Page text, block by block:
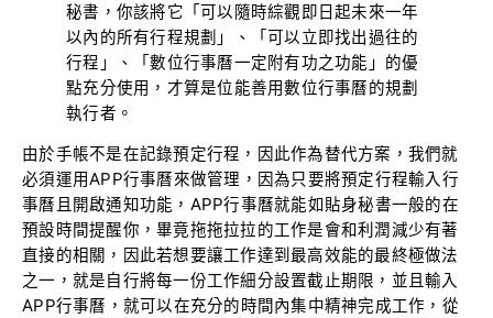
秘書，你該將它「可以隨時綜觀即日起未來一年
以內的所有行程規劃」、「可以立即找出過往的
行程」、「數位行事曆一定附有功之功能」的優
點充分使用，才算是位能善用數位行事曆的規劃
執行者。
由於手帳不是在記錄預定行程，因此作為替代方案，我們就
必須運用APP行事曆來做管理，因為只要將預定行程輸入行
事曆且開啟通知功能，APP行事曆就能如貼身秘書一般的在
預設時間提醒你，畢竟拖拖拉拉的工作是會和利潤減少有著
直接的相關，因此若想要讓工作達到最高效能的最終極做法
之一，就是自行將每一份工作細分設置截止期限，並且輸入
APP行事曆，就可以在充分的時間內集中精神完成工作，從